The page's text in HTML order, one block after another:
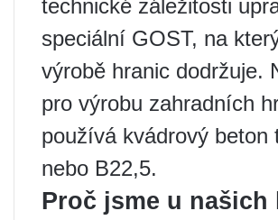
technické záležitosti
speciální GOST, na
výrobě hranic dodržuje.
pro výrobu zahradních
používá kvádrový beton
nebo B22,5.
Proč jsme u našich